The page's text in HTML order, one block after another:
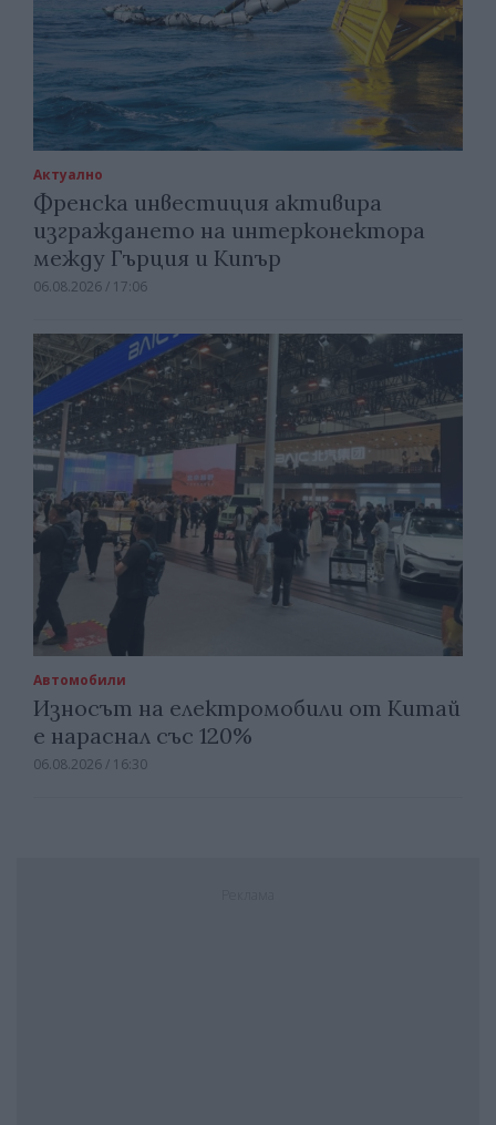
Актуално
Френска инвестиция активира
изграждането на интерконектора
между Гърция и Кипър
06.08.2026 / 17:06
Автомобили
Износът на електромобили от Китай
е нараснал със 120%
06.08.2026 / 16:30